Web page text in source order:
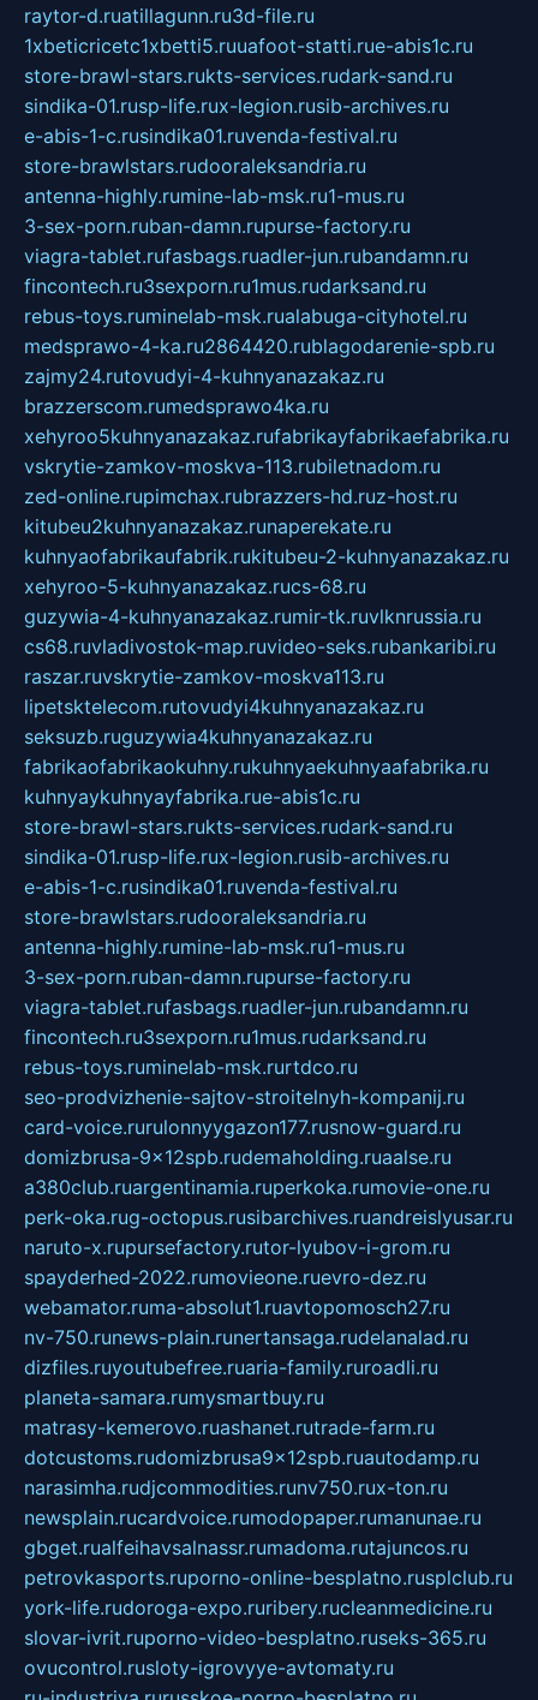
raytor-d.ruatillagunn.ru3d-file.ru
1xbeticricetc1xbetti5.ruuafoot-statti.rue-abis1c.ru
store-brawl-stars.rukts-services.rudark-sand.ru
sindika-01.rusp-life.rux-legion.rusib-archives.ru
e-abis-1-c.rusindika01.ruvenda-festival.ru
store-brawlstars.rudooraleksandria.ru
antenna-highly.rumine-lab-msk.ru1-mus.ru
3-sex-porn.ruban-damn.rupurse-factory.ru
viagra-tablet.rufasbags.ruadler-jun.rubandamn.ru
fincontech.ru3sexporn.ru1mus.rudarksand.ru
rebus-toys.ruminelab-msk.rualabuga-cityhotel.ru
medsprawo-4-ka.ru2864420.rublagodarenie-spb.ru
zajmy24.rutovudyi-4-kuhnyanazakaz.ru
brazzerscom.rumedsprawo4ka.ru
xehyroo5kuhnyanazakaz.rufabrikayfabrikaefabrika.ru
vskrytie-zamkov-moskva-113.rubiletnadom.ru
zed-online.rupimchax.rubrazzers-hd.ruz-host.ru
kitubeu2kuhnyanazakaz.runaperekate.ru
kuhnyaofabrikaufabrik.rukitubeu-2-kuhnyanazakaz.ru
xehyroo-5-kuhnyanazakaz.rucs-68.ru
guzywia-4-kuhnyanazakaz.rumir-tk.ruvlknrussia.ru
cs68.ruvladivostok-map.ruvideo-seks.rubankaribi.ru
raszar.ruvskrytie-zamkov-moskva113.ru
lipetsktelecom.rutovudyi4kuhnyanazakaz.ru
seksuzb.ruguzywia4kuhnyanazakaz.ru
fabrikaofabrikaokuhny.rukuhnyaekuhnyaafabrika.ru
kuhnyaykuhnyayfabrika.rue-abis1c.ru
store-brawl-stars.rukts-services.rudark-sand.ru
sindika-01.rusp-life.rux-legion.rusib-archives.ru
e-abis-1-c.rusindika01.ruvenda-festival.ru
store-brawlstars.rudooraleksandria.ru
antenna-highly.rumine-lab-msk.ru1-mus.ru
3-sex-porn.ruban-damn.rupurse-factory.ru
viagra-tablet.rufasbags.ruadler-jun.rubandamn.ru
fincontech.ru3sexporn.ru1mus.rudarksand.ru
rebus-toys.ruminelab-msk.rurtdco.ru
seo-prodvizhenie-sajtov-stroitelnyh-kompanij.ru
card-voice.rurulonnyygazon177.rusnow-guard.ru
domizbrusa-9x12spb.rudemaholding.ruaalse.ru
a380club.ruargentinamia.ruperkoka.rumovie-one.ru
perk-oka.rug-octopus.rusibarchives.ruandreislyusar.ru
naruto-x.rupursefactory.rutor-lyubov-i-grom.ru
spayderhed-2022.rumovieone.ruevro-dez.ru
webamator.ruma-absolut1.ruavtopomosch27.ru
nv-750.runews-plain.runertansaga.rudelanalad.ru
dizfiles.ruyoutubefree.ruaria-family.ruroadli.ru
planeta-samara.rumysmartbuy.ru
matrasy-kemerovo.ruashanet.rutrade-farm.ru
dotcustoms.rudomizbrusa9x12spb.ruautodamp.ru
narasimha.rudjcommodities.runv750.rux-ton.ru
newsplain.rucardvoice.rumodopaper.rumanunae.ru
gbget.rualfeihavsalnassr.rumadoma.rutajuncos.ru
petrovkasports.ruporno-online-besplatno.rusplclub.ru
york-life.rudoroga-expo.ruribery.rucleanmedicine.ru
slovar-ivrit.ruporno-video-besplatno.ruseks-365.ru
ovucontrol.rusloty-igrovyye-avtomaty.ru